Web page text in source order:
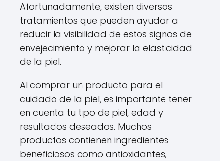
Afortunadamente, existen diversos
tratamientos que pueden ayudar a
reducir la visibilidad de estos signos de
envejecimiento y mejorar la elasticidad
de la piel.
Al comprar un producto para el
cuidado de la piel, es importante tener
en cuenta tu tipo de piel, edad y
resultados deseados. Muchos
productos contienen ingredientes
beneficiosos como antioxidantes,